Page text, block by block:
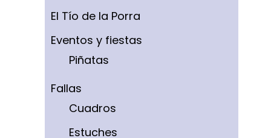
El Tío de la Porra
Eventos y fiestas
Piñatas
Fallas
Cuadros
Estuches